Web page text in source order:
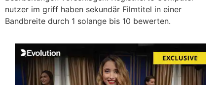
nutzer im griff haben sekundär Filmtitel in einer
Bandbreite durch 1 solange bis 10 bewerten.